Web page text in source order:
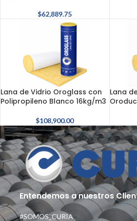
$62,889.75
Lana de Vidrio Oroglass con
Polipropileno Blanco 16kg/m3
$108,900.00
Lana
Entendemos a nuestros
#SOMOS_CURIA